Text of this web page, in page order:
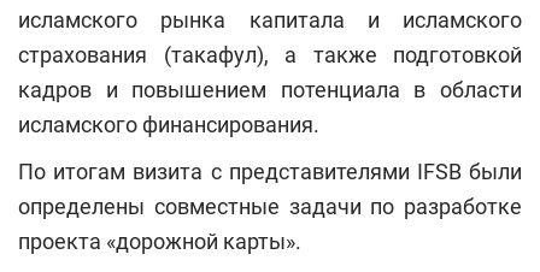
исламского рынка капитала и исламского
страхования (такафул), а также подготовкой
кадров и повышением потенциала в области
исламского финансирования.
По итогам визита с представителями IFSB были
определены совместные задачи по разработке
проекта «дорожной карты».